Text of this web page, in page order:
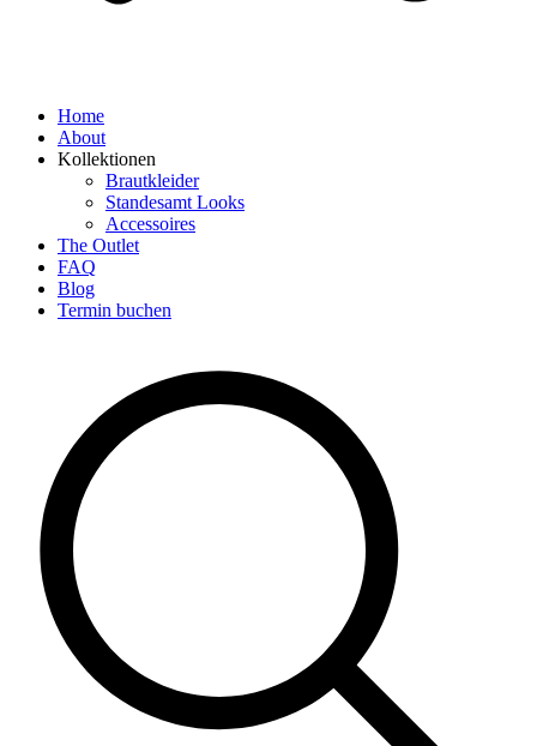
Home
About
Kollektionen
Brautkleider
Standesamt Looks
Accessoires
The Outlet
FAQ
Blog
Termin buchen